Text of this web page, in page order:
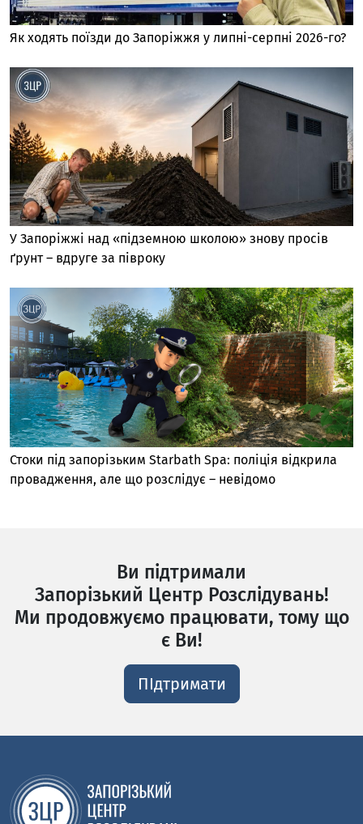
Як ходять поїзди до Запоріжжя у липні-серпні 2026-го?
У Запоріжжі над «підземною школою» знову просів
ґрунт – вдруге за півроку
Стоки під запорізьким Starbath Spa: поліція відкрила
провадження, але що розслідує – невідомо
Ви підтримали
Запорізький Центр Розслідувань!
Ми продовжуємо працювати, тому що
є Ви!
ПІдтримати